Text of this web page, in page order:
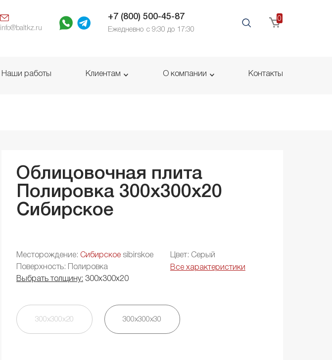
info@baltkz.ru
+7 (800) 500-45-87
Ежедневно с 9:30 до 17:30
0
Наши работы Клиентам О компании Контакты
Облицовочная плита
Полировка 300x300x20
Сибирское
Месторождение: Сибирское sibirskoe
Цвет: Серый
Поверхность: Полировка
Все характеристики
Выбрать толщину: 300х300х20
300х300х20 300х300х30